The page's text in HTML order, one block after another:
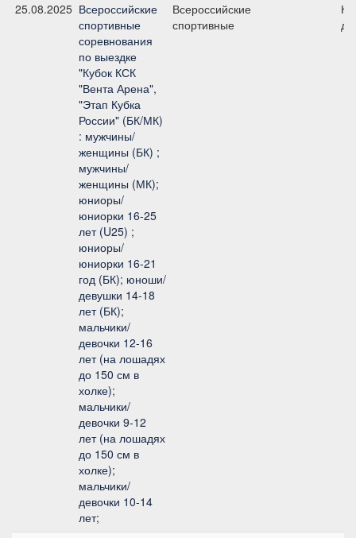
25.08.2025 Всероссийские
спортивные
соревнования
по выездке
"Кубок КСК
"Вента Арена",
"Этап Кубка
России" (БК/МК)
: мужчины/
женщины (БК) ;
мужчины/
женщины (МК);
юниоры/
юниорки 16-25
лет (U25) ;
юниоры/
юниорки 16-21
год (БК); юноши/
девушки 14-18
лет (БК);
мальчики/
девочки 12-16
лет (на лошадях
до 150 см в
холке);
мальчики/
девочки 9-12
лет (на лошадях
до 150 см в
холке);
мальчики/
девочки 10-14
лет;
Всероссийские
спортивные